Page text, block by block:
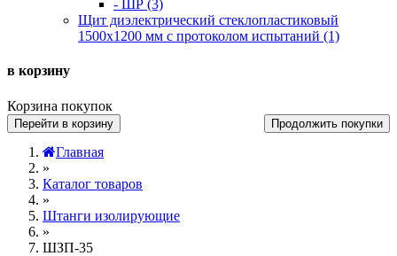
- ШР (3)
Щит диэлектрический стеклопластиковый
1500х1200 мм с протоколом испытаний (1)
в корзину
Корзина покупок
Перейти в корзину Продолжить покупки
Главная
»
Каталог товаров
»
Штанги изолирующие
»
ШЗП-35